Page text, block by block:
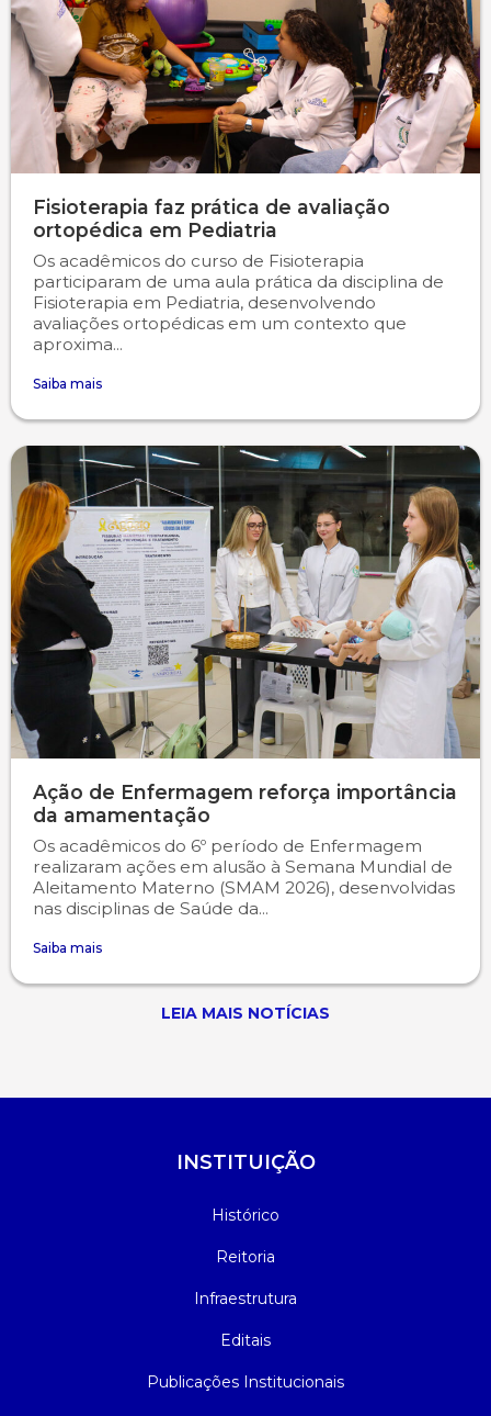
Fisioterapia faz prática de avaliação
ortopédica em Pediatria
Os acadêmicos do curso de Fisioterapia
participaram de uma aula prática da disciplina de
Fisioterapia em Pediatria, desenvolvendo
avaliações ortopédicas em um contexto que
aproxima...
Saiba mais
Ação de Enfermagem reforça importância
da amamentação
Os acadêmicos do 6º período de Enfermagem
realizaram ações em alusão à Semana Mundial de
Aleitamento Materno (SMAM 2026), desenvolvidas
nas disciplinas de Saúde da...
Saiba mais
LEIA MAIS NOTÍCIAS
INSTITUIÇÃO
Histórico
Reitoria
Infraestrutura
Editais
Publicações Institucionais